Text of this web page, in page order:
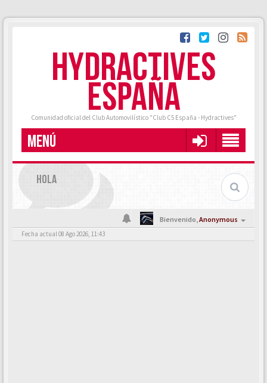
HYDRACTIVES
ESPAÑA
Comunidad oficial del Club Automovilístico "Club C5 España - Hydractives"
MENÚ
HOLA
Bienvenido,Anonymous
Fecha actual 08 Ago 2026, 11:43